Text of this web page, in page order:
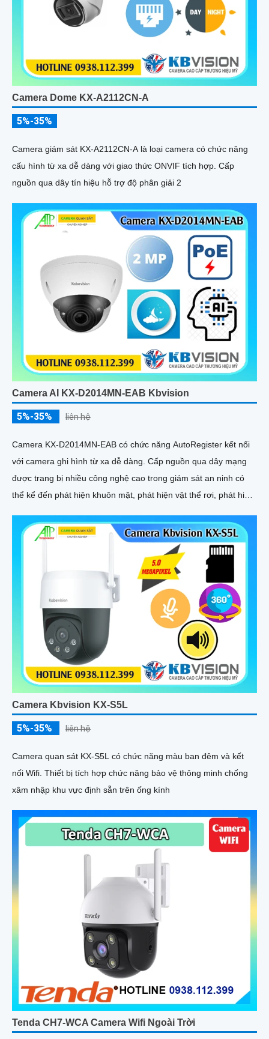
Camera Dome KX-A2112CN-A
5%-35%
Camera giám sát KX-A2112CN-A là loại camera có chức năng
cấu hình từ xa dễ dàng với giao thức ONVIF tích hợp. Cấp
nguồn qua dây tín hiệu hỗ trợ độ phân giải 2
Camera AI KX-D2014MN-EAB Kbvision
5%-35% liên hệ
Camera KX-D2014MN-EAB có chức năng AutoRegister kết nối
với camera ghi hình từ xa dễ dàng. Cấp nguồn qua dây mạng
được trang bị nhiều công nghệ cao trong giám sát an ninh có
thể kể đến phát hiện khuôn mặt, phát hiện vật thể rơi, phát hiện
Camera Kbvision KX-S5L
5%-35% liên hệ
Camera quan sát KX-S5L có chức năng màu ban đêm và kết
nối Wifi. Thiết bị tích hợp chức năng bảo vệ thông minh chống
xâm nhập khu vực định sẵn trên ống kính
Tenda CH7-WCA Camera Wifi Ngoài Trời